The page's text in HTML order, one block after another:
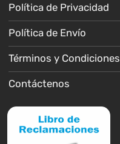
Política de Privacidad
Política de Envío
Términos y Condiciones
Contáctenos